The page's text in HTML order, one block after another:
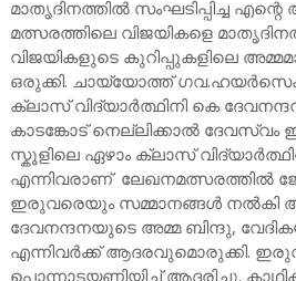
മാതൃദിനത്തിൽ സംഘടിപ്പിച്ച
മത്സരത്തിലെ വിജയികളെ
വിജയികളുടെ കുറിപ്പുകളിലെ
ഒരുക്കി. ചായ്യോത്ത്
ക്ലാസ് വിദ്യാർത്ഥിനി കെ
കാടങ്കോട് നെല്ലിക്കാൽ ദേവസ്വം
സ്കൂളിലെ ഏഴാം ക്ലാസ്
എന്നിവരാണ് ലേഖനമത്സരത്തിൽ
ഇരുവരെയും സമ്മാനങ്ങൾ നൽകി
ദേവനന്ദനയുടെ അമ്മ ബിന്ദു,
എന്നിവർക്ക് ആദരവുമൊരുക്കി.
പൊന്നാടയണിയിച്ച് ആദരിച്ചു.